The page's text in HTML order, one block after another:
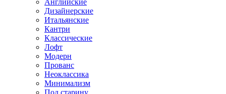
Английские
Дизайнерские
Итальянские
Кантри
Классические
Лофт
Модерн
Прованс
Неоклассика
Минимализм
Под старину